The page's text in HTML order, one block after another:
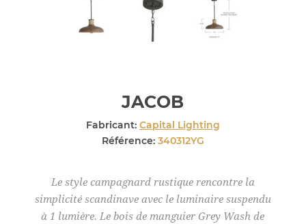
JACOB
Fabricant: Capital Lighting
Référence: 340312YG
Le style campagnard rustique rencontre la
simplicité scandinave avec le luminaire suspendu
à 1 lumière. Le bois de manguier Grey Wash de